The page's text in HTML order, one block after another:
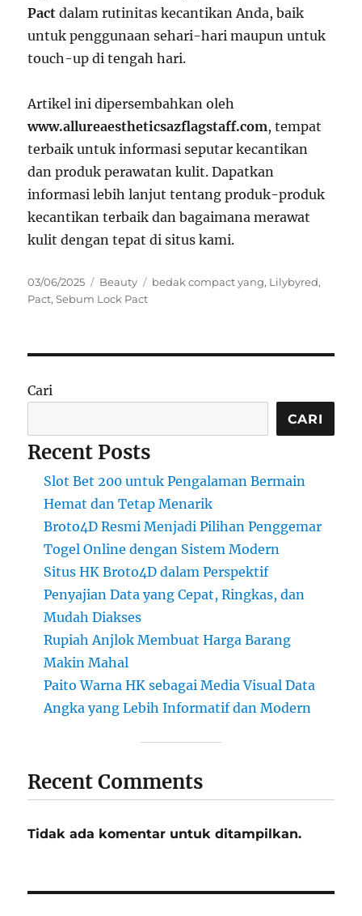
Pact dalam rutinitas kecantikan Anda, baik
untuk penggunaan sehari-hari maupun untuk
touch-up di tengah hari.
Artikel ini dipersembahkan oleh
www.allureaestheticsazflagstaff.com, tempat
terbaik untuk informasi seputar kecantikan
dan produk perawatan kulit. Dapatkan
informasi lebih lanjut tentang produk-produk
kecantikan terbaik dan bagaimana merawat
kulit dengan tepat di situs kami.
Posted
on
03/06/2025 Categories
Beauty Tags
bedak compact yang, Lilybyred,
Pact,Sebum Lock Pact
Cari
CARI
Recent Posts
Slot Bet 200 untuk Pengalaman Bermain
Hemat dan Tetap Menarik
Broto4D Resmi Menjadi Pilihan Penggemar
Togel Online dengan Sistem Modern
Situs HK Broto4D dalam Perspektif
Penyajian Data yang Cepat, Ringkas, dan
Mudah Diakses
Rupiah Anjlok Membuat Harga Barang
Makin Mahal
Paito Warna HK sebagai Media Visual Data
Angka yang Lebih Informatif dan Modern
Recent Comments
Tidak ada komentar untuk ditampilkan.